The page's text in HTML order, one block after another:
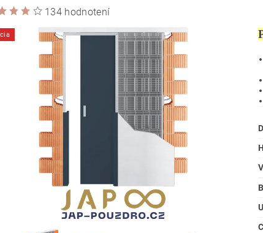
134 hodnotení